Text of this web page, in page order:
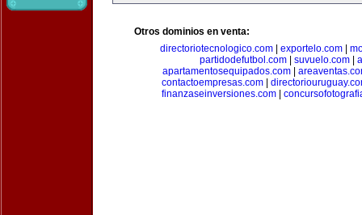
Otros dominios en venta:
directoriotecnologico.com
exportelo.com
partidodefutbol.com| suvuelo.com|
apartamentosequipados.com|
contactoempresas.com
finanzaseinversiones.com